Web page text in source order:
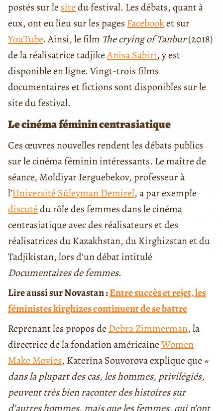
postés sur le sitedu festival. Les débats, quant à
eux, ont eu lieu sur les pages Facebooket sur
YouTube. Ainsi, le film The crying of Tanbur(2018)
de la réalisatrice tadjikeAnisa Sabiri, y est
disponible en ligne. Vingt-trois films
documentaires et fictions sont disponibles sur le
site du festival.
Le cinéma féminin centrasiatique
Ces œuvres nouvelles rendent les débats publics
sur le cinéma féminin intéressants. Le maître de
séance, Moldiyar Ierguebekov, professeur à
l’Université Süleyman Demirel, a par exemple
discutédu rôle des femmes dans le cinéma
centrasiatique avec des réalisateurs et des
réalisatrices du Kazakhstan, du Kirghizstan et du
Tadjikistan, lors d’un débat intitulé
Documentaires de femmes.
Lire aussi sur Novastan :Entre succès et rejet, les
féministes kirghizes continuent de se battre
Reprenant les propos de Debra Zimmerman, la
directrice de la fondation américaineWomen
Make Movies, Katerina Souvorova explique que «
dans la plupart des cas, les hommes, privilégiés,
peuvent très bien raconter des histoires sur
d’autres hommes, mais que les femmes, qui n’ont